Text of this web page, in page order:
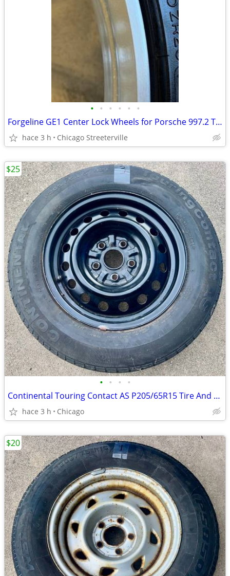
• • • • • •
Forgeline GE1 Center Lock Wheels for Porsche 997.2 Turbo S / GT3 / GT2
hace 3 h Chicago Streeterville
• • • •
Continental Touring Contact AS P205/65R15 Tire And Wheel
hace 3 h Chicago
$25
$20